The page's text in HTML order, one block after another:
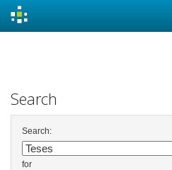
Search
Search:
for